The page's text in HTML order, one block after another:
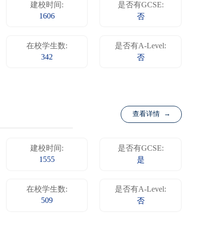
建校时间:
1606
是否有GCSE:
否
在校学生数:
342
是否有A-Level:
否
查看详情 →
建校时间:
1555
是否有GCSE:
是
在校学生数:
509
是否有A-Level:
否